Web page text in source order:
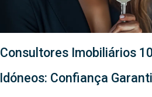
Consultores Imobiliários
Idóneos: Confiança